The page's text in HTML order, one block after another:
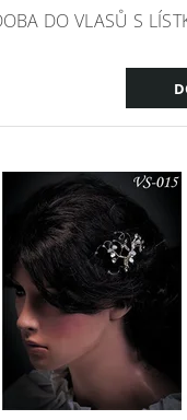
DO VLASŮ S